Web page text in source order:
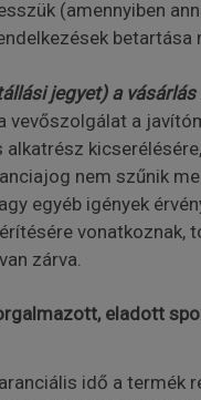
(amennyiben
jegyet) a
vevőszolgálat a
nem szűnik
egyéb igények
vonatkoznak,
zárva.
eladott
idő a termék